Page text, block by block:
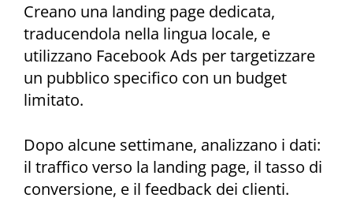
Creano una landing page dedicata,
traducendola nella lingua locale, e
utilizzano Facebook Ads per targetizzare
un pubblico specifico con un budget
limitato.
Dopo alcune settimane, analizzano i dati:
il traffico verso la landing page, il tasso di
conversione, e il feedback dei clienti.